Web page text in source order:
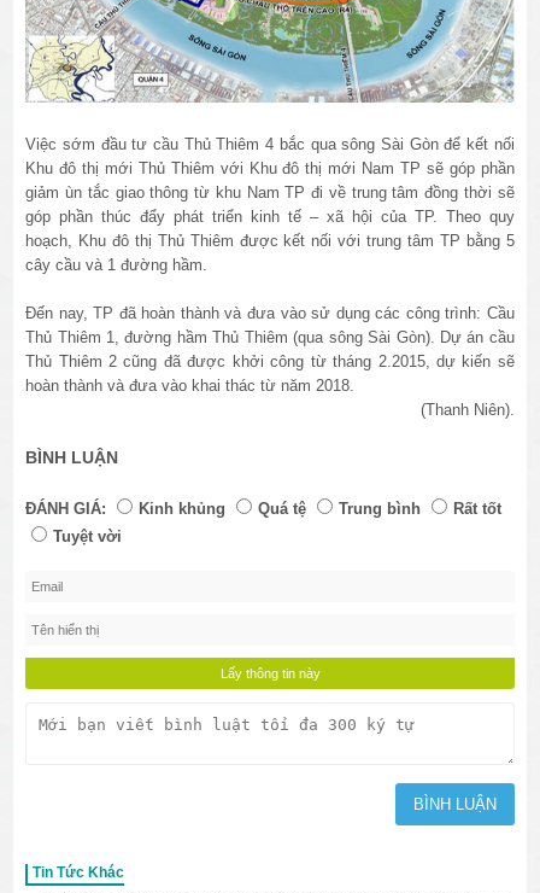
Việc sớm đầu tư cầu Thủ Thiêm 4 bắc qua sông Sài Gòn để kết nối
Khu đô thị mới Thủ Thiêm với Khu đô thị mới Nam TP sẽ góp phần
giảm ùn tắc giao thông từ khu Nam TP đi về trung tâm đồng thời sẽ
góp phần thúc đẩy phát triển kinh tế – xã hội của TP. Theo quy
hoạch, Khu đô thị Thủ Thiêm được kết nối với trung tâm TP bằng 5
cây cầu và 1 đường hầm.
Đến nay, TP đã hoàn thành và đưa vào sử dụng các công trình: Cầu
Thủ Thiêm 1, đường hầm Thủ Thiêm (qua sông Sài Gòn). Dự án cầu
Thủ Thiêm 2 cũng đã được khởi công từ tháng 2.2015, dự kiến sẽ
hoàn thành và đưa vào khai thác từ năm 2018.
(Thanh Niên).
BÌNH LUẬN
ĐÁNH GIÁ: Kinh khủng Quá tệ Trung bình
Rất tốt
Tuyệt vời
Tin Tức Khác